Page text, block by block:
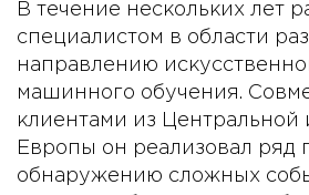
В течение нескольких лет
специалистом в области
направлению
машинного обучения.
клиентами из Центральной
Европы он реализовал ряд
обнаружению сложных